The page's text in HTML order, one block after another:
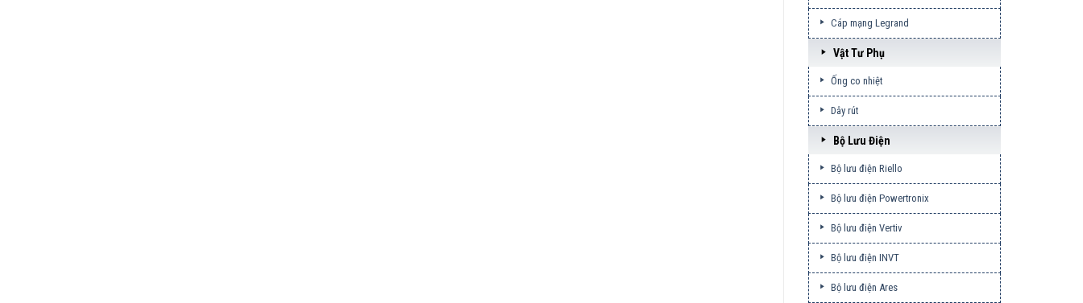
Cáp mạng Legrand
Vật Tư Phụ
Ống co nhiệt
Dây rút
Bộ Lưu Điện
Bộ lưu điện Riello
Bộ lưu điện Powertronix
Bộ lưu điện Vertiv
Bộ lưu điện INVT
Bộ lưu điện Ares